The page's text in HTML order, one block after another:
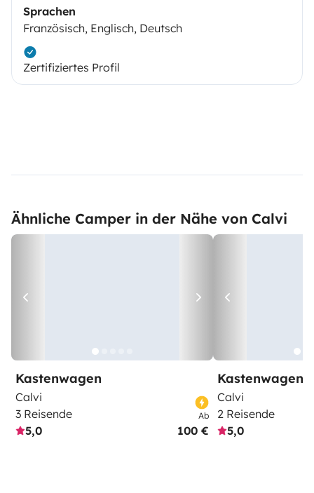
Sprachen
Französisch, Englisch, Deutsch
Zertifiziertes Profil
Ähnliche Camper in der Nähe von Calvi
Kastenwagen
Calvi
3 Reisende
5,0
Ab
100 €
Kastenwagen
Calvi
2 Reisende
5,0